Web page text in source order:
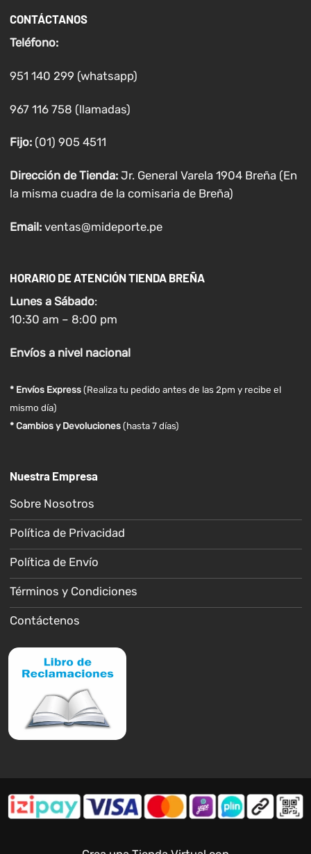
CONTÁCTANOS
Teléfono:
951 140 299 (whatsapp)
967 116 758 (llamadas)
Fijo:(01) 905 4511
Dirección de Tienda: Jr. General Varela 1904 Breña (En
la misma cuadra de la comisaria de Breña)
Email: ventas@mideporte.pe
HORARIO DE ATENCIÓN TIENDA BREÑA
Lunes a Sábado:
10:30 am – 8:00 pm
Envíosa nivel nacional
* Envíos Express(Realiza tu pedido antes de las 2pm y recibe el
mismo día)
* Cambios y Devoluciones (hasta 7 días)
Nuestra Empresa
Sobre Nosotros
Política de Privacidad
Política de Envío
Términos y Condiciones
Contáctenos